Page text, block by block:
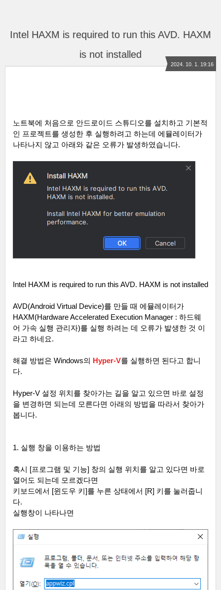
Intel HAXM is required to run this AVD. HAXM
is not installed
2024. 10. 1. 19:16
노트북에 처음으로 안드로이드 스튜디오를 설치하고 기본적
인 프로젝트를 생성한 후 실행하려고 하는데 에뮬레이터가
나타나지 않고 아래와 같은 오류가 발생하였습니다.
Intel HAXM is required to run this AVD. HAXM is not installed
AVD(Android Virtual Device)를 만들 때 에뮬레이터가
HAXM(Hardware Accelerated Execution Manager : 하드웨
어 가속 실행 관리자)를 실행 하려는 데 오류가 발생한 것 이
라고 하네요.
해결 방법은 Windows의 Hyper-V를 실행하면 된다고 합니
다.
Hyper-V 설정 위치를 찾아가는 길을 알고 있으면 바로 설정
을 변경하면 되는데 모른다면 아래의 방법을 따라서 찾아가
봅니다.
1. 실행 창을 이용하는 방법
혹시 [프로그램 및 기능] 창의 실행 위치를 알고 있다면 바로
열어도 되는데 모르겠다면
키보드에서 [윈도우 키]를 누른 상태에서 [R] 키를 눌러줍니
다.
실행창이 나타나면